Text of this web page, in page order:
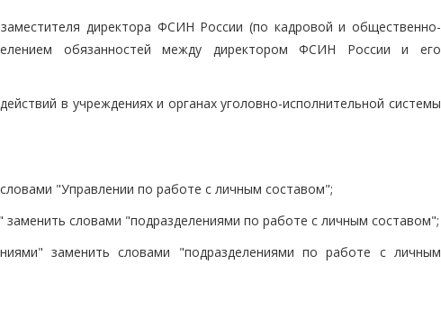
директора ФСИН России (по кадровой и общественно-
обязанностей между директором ФСИН России и его
в учреждениях и органах уголовно-исполнительной системы
"Управлении по работе с личным составом";
словами "подразделениями по работе с личным составом";
заменить словами "подразделениями по работе с личным